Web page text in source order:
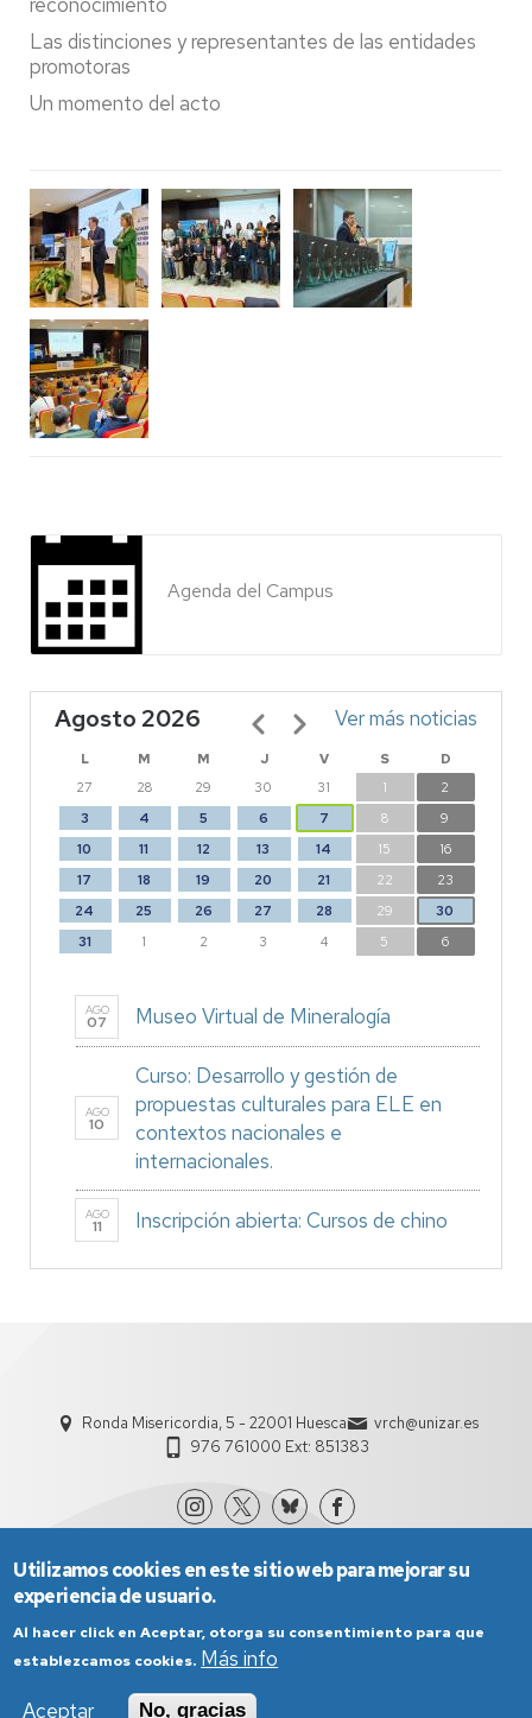
Las distinciones y representantes de las entidades
promotoras
Un momento del acto
Agenda del Campus
Agosto 2026
L M M J V S
D
27
28 29 30 31 1
2
3
4 5 6 7 8
9
10
11 12 13 14 15
16
17
18 19 20 21 22
23
24
25 26 27 28 29
30
31
1 2 3 4 5 6
Paginación Ver más noticias
AGO
07 Museo Virtual de Mineralogía
AGO
10
Curso: Desarrollo y gestión de
propuestas culturales para ELE en
contextos nacionales e
internacionales.
AGO
11 Inscripción abierta: Cursos de chino
Ronda Misericordia, 5 - 22001 Huesca
vrch@unizar.es
976 761000 Ext: 851383
Utilizamos cookies en este sitio web para mejorar su
experiencia de usuario.
Al hacer click en Aceptar, otorga su consentimiento para que
establezcamos cookies. Más info
Aceptar
No, gracias